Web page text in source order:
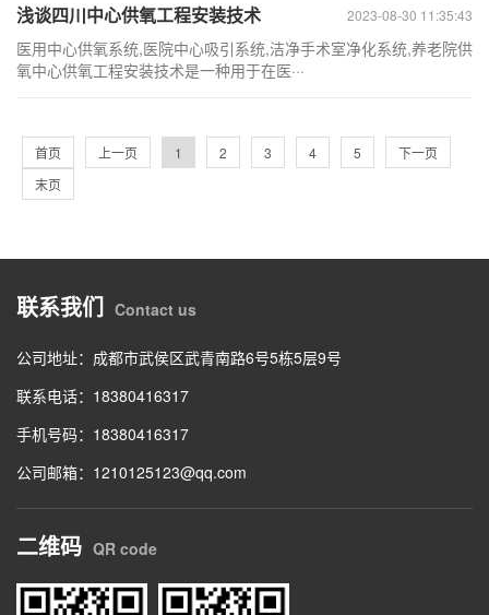
2023-08-30 11:35:43
浅谈四川中心供氧工程安装技术
医用中心供氧系统,医院中心吸引系统,洁净手术室净化系统,养老院供
氧中心供氧工程安装技术是一种用于在医···
首页 上一页 1 2 3 4 5
下一页
末页
联系我们 Contact us
公司地址：成都市武侯区武青南路6号5栋5层9号
联系电话：18380416317
手机号码：18380416317
公司邮箱：1210125123@qq.com
二维码 QR code